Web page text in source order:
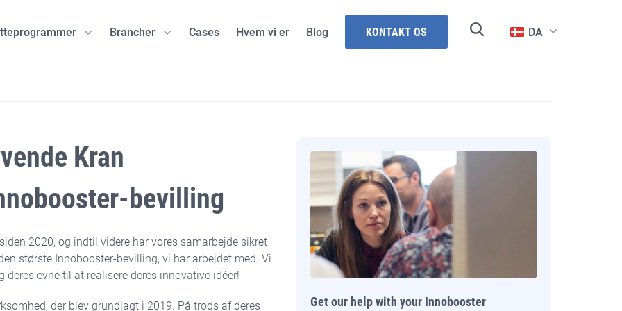
EUDP
GUDP
Brancher
e-Health
Cases Hvem vi er Blog KONTAKT OS DA
Kran
bevilling
siden 2020, og indtil videre har vores samarbejde sikret
største Innobooster-bevilling, vi har arbejdet med. Vi
evne til at realisere deres innovative idéer!
der blev grundlagt i 2019. På trods af deres
Get our help with your Innobooster